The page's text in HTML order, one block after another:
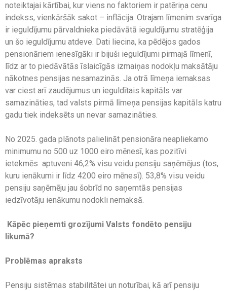
noteiktajai kārtībai, kur viens no faktoriem ir patēriņa cenu
indekss, vienkāršāk sakot – inflācija. Otrajam līmenim svarīga
ir ieguldījumu pārvaldnieka piedāvātā ieguldījumu stratēģija
un šo ieguldījumu atdeve. Dati liecina, ka pēdējos gados
pensionāriem ienesīgāki ir bijuši ieguldījumi pirmajā līmenī,
līdz ar to piedāvātās īslaicīgās izmaiņas nodokļu maksātāju
nākotnes pensijas nesamazinās. Ja otrā līmeņa iemaksas
var ciest arī zaudējumus un ieguldītais kapitāls var
samazināties, tad valsts pirmā līmeņa pensijas kapitāls katru
gadu tiek indeksēts un nevar samazināties.
No 2025. gada plānots palielināt pensionāra neapliekamo
minimumu no 500 uz 1000 eiro mēnesī, kas pozitīvi
ietekmēs aptuveni 46,2% visu veidu pensiju saņēmējus (tos,
kuru ienākumi ir līdz 4200 eiro mēnesī). 53,8% visu veidu
pensiju saņēmēju jau šobrīd no saņemtās pensijas
iedzīvotāju ienākumu nodokli nemaksā.
Kāpēc pieņemti grozījumi Valsts fondēto pensiju
likumā?
Problēmas apraksts
Pensiju sistēmas stabilitātei un noturībai, kā arī pensiju